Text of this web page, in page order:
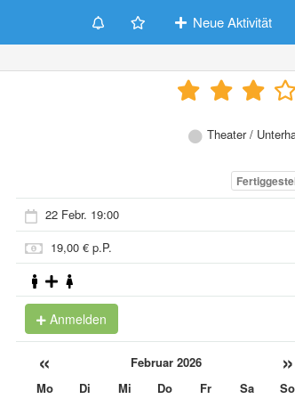
Neue Aktivität
Theater /
22 Febr. 19:00
19,00 € p.P.
Anmelden
« Februar 2026 »
Mo Di Mi Do Fr Sa
So